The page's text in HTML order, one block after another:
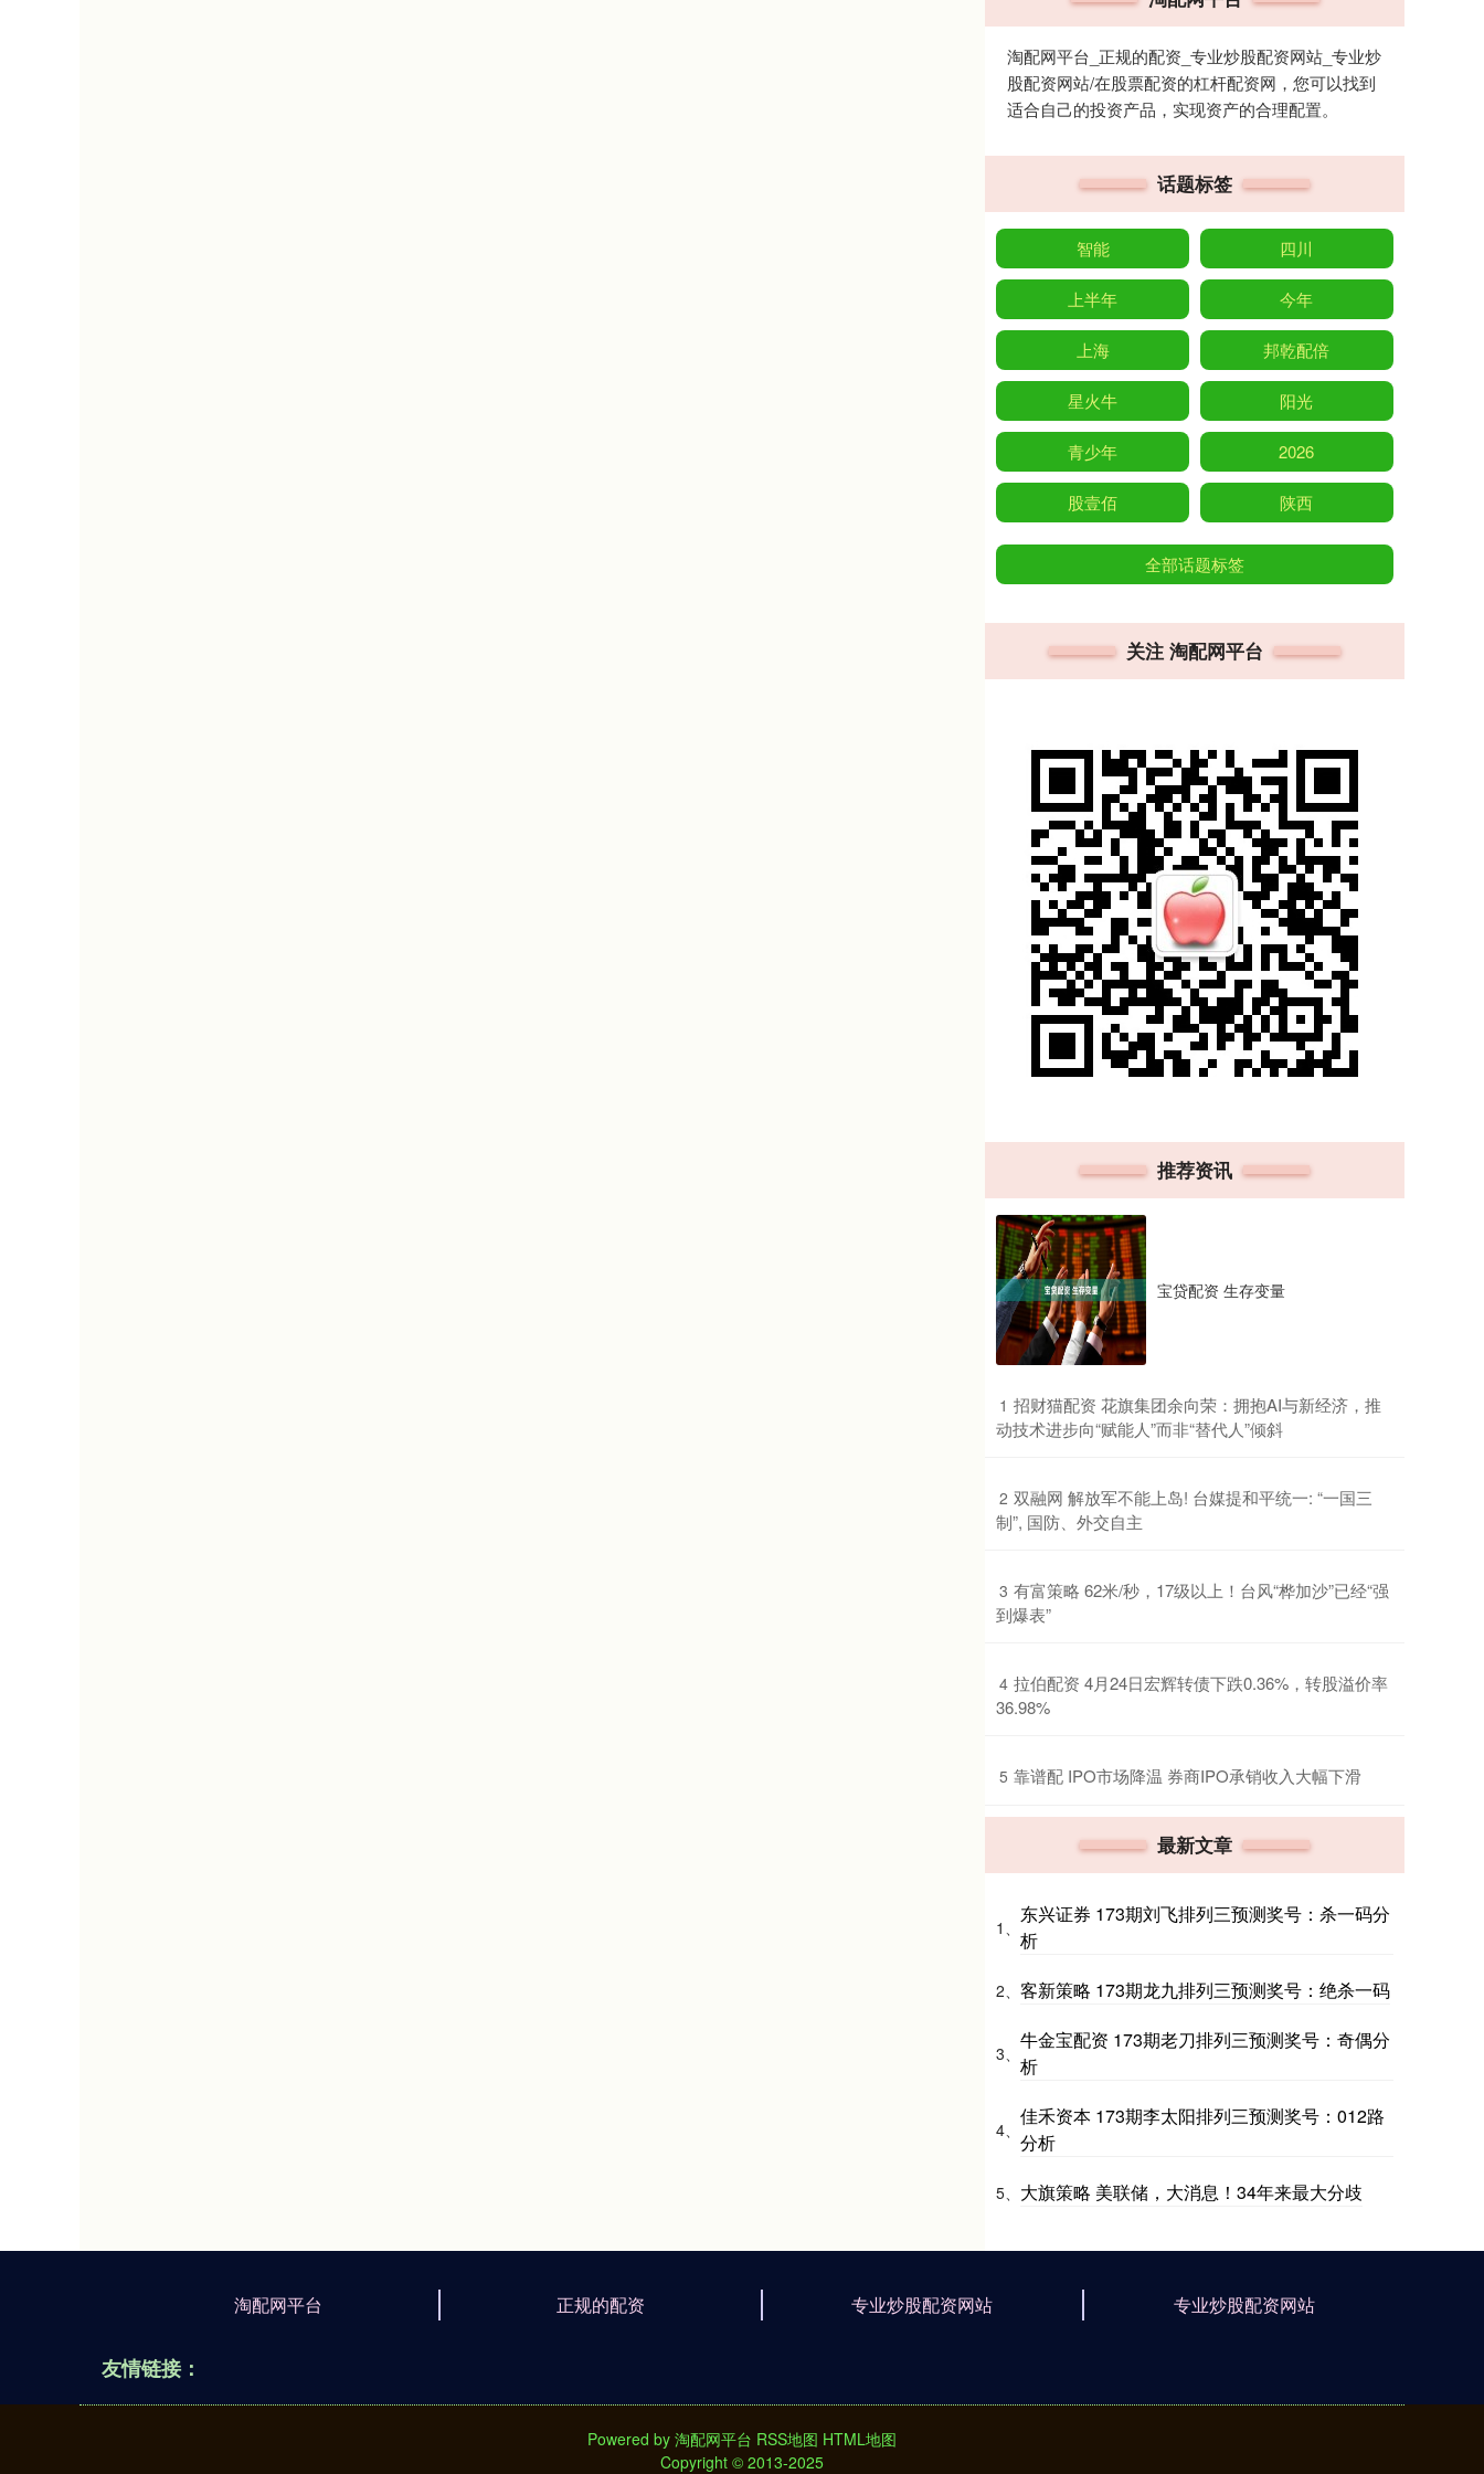
淘配网平台_正规的配资_专业炒股配资网站_专业炒
股配资网站/在股票配资的杠杆配资网，您可以找到
适合自己的投资产品，实现资产的合理配置。
话题标签
智能 四川
上半年 今年
上海 邦乾配倍
星火牛 阳光
青少年 2026
股壹佰 陕西
全部话题标签
关注 淘配网平台
推荐资讯
宝贷配资 生存变量
1 ​招财猫配资 花旗集团余向荣：拥抱AI与新经济，推
动技术进步向“赋能人”而非“替代人”倾斜
2 ​双融网 解放军不能上岛! 台媒提和平统一: “一国三
制”, 国防、外交自主
3 ​有富策略 62米/秒，17级以上！台风“桦加沙”已经“强
到爆表”
4 ​拉伯配资 4月24日宏辉转债下跌0.36%，转股溢价率
36.98%
5 ​靠谱配 IPO市场降温 券商IPO承销收入大幅下滑
最新文章
1、
东兴证券 173期刘飞排列三预测奖号：杀一码分
析
2、 客新策略 173期龙九排列三预测奖号：绝杀一码
3、
牛金宝配资 173期老刀排列三预测奖号：奇偶分
析
4、
佳禾资本 173期李太阳排列三预测奖号：012路
分析
5、 大旗策略 美联储，大消息！34年来最大分歧
淘配网平台 正规的配资 专业炒股配资网站 专业炒股配资网站
友情链接：
Powered by 淘配网平台 RSS地图 HTML地图
Copyright © 2013-2025